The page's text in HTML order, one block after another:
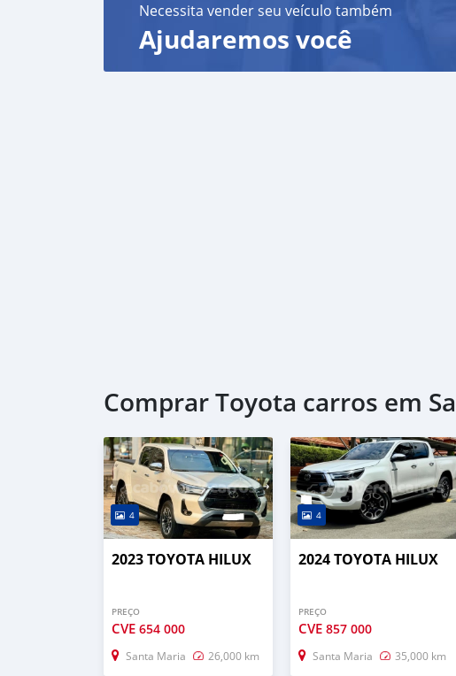
Necessita vender seu veículo também
Ajudaremos você
Comprar Toyota carros em
4
2023 TOYOTA HILUX
PREÇO
CVE 654 000
Santa Maria 26,000 km
4
2024 TOYOTA HILUX
PREÇO
CVE857 000
Santa Maria 35,000 km